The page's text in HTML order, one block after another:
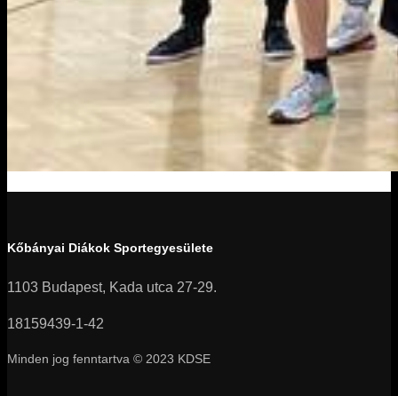
Kőbányai Diákok Sportegyesülete
1103 Budapest, Kada utca 27-29.
18159439-1-42
Minden jog fenntartva © 2023 KDSE